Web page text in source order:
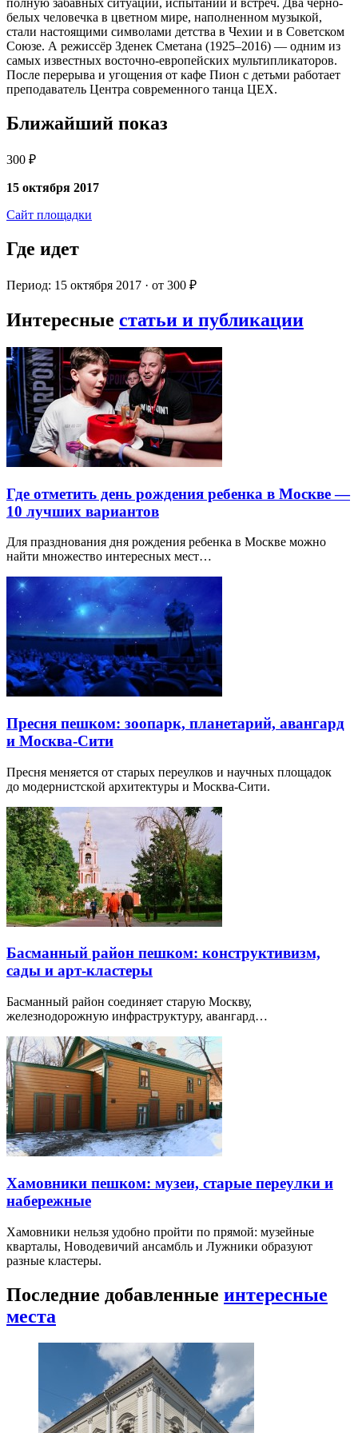
полную забавных ситуаций, испытаний и встреч. Два чёрно-
белых человечка в цветном мире, наполненном музыкой,
стали настоящими символами детства в Чехии и в Советском
Союзе. А режиссёр Зденек Сметана (1925–2016) — одним из
самых известных восточно-европейских мультипликаторов.
После перерыва и угощения от кафе Пион с детьми работает
преподаватель Центра современного танца ЦЕХ.
Ближайший показ
300 ₽
15 октября 2017
Сайт площадки
Где идет
Период: 15 октября 2017 · от 300 ₽
Интересные статьи и публикации
Где отметить день рождения ребенка в Москве —
10 лучших вариантов
Для празднования дня рождения ребенка в Москве можно
найти множество интересных мест…
Пресня пешком: зоопарк, планетарий, авангард
и Москва-Сити
Пресня меняется от старых переулков и научных площадок
до модернистской архитектуры и Москва-Сити.
Басманный район пешком: конструктивизм,
сады и арт-кластеры
Басманный район соединяет старую Москву,
железнодорожную инфраструктуру, авангард…
Хамовники пешком: музеи, старые переулки и
набережные
Хамовники нельзя удобно пройти по прямой: музейные
кварталы, Новодевичий ансамбль и Лужники образуют
разные кластеры.
Последние добавленные интересные
места